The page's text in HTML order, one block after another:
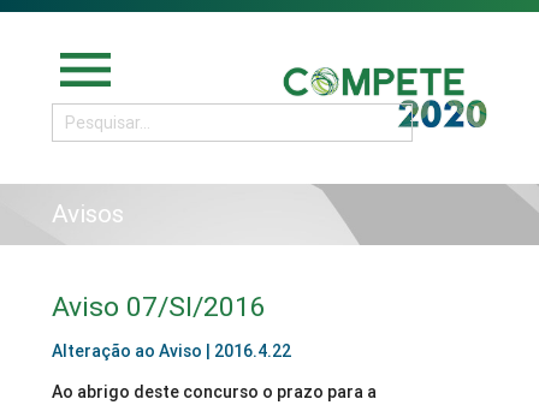
menu
Avisos
Aviso 07/SI/2016
Alteração ao Aviso | 2016.4.22
Ao abrigo deste concurso o prazo para a